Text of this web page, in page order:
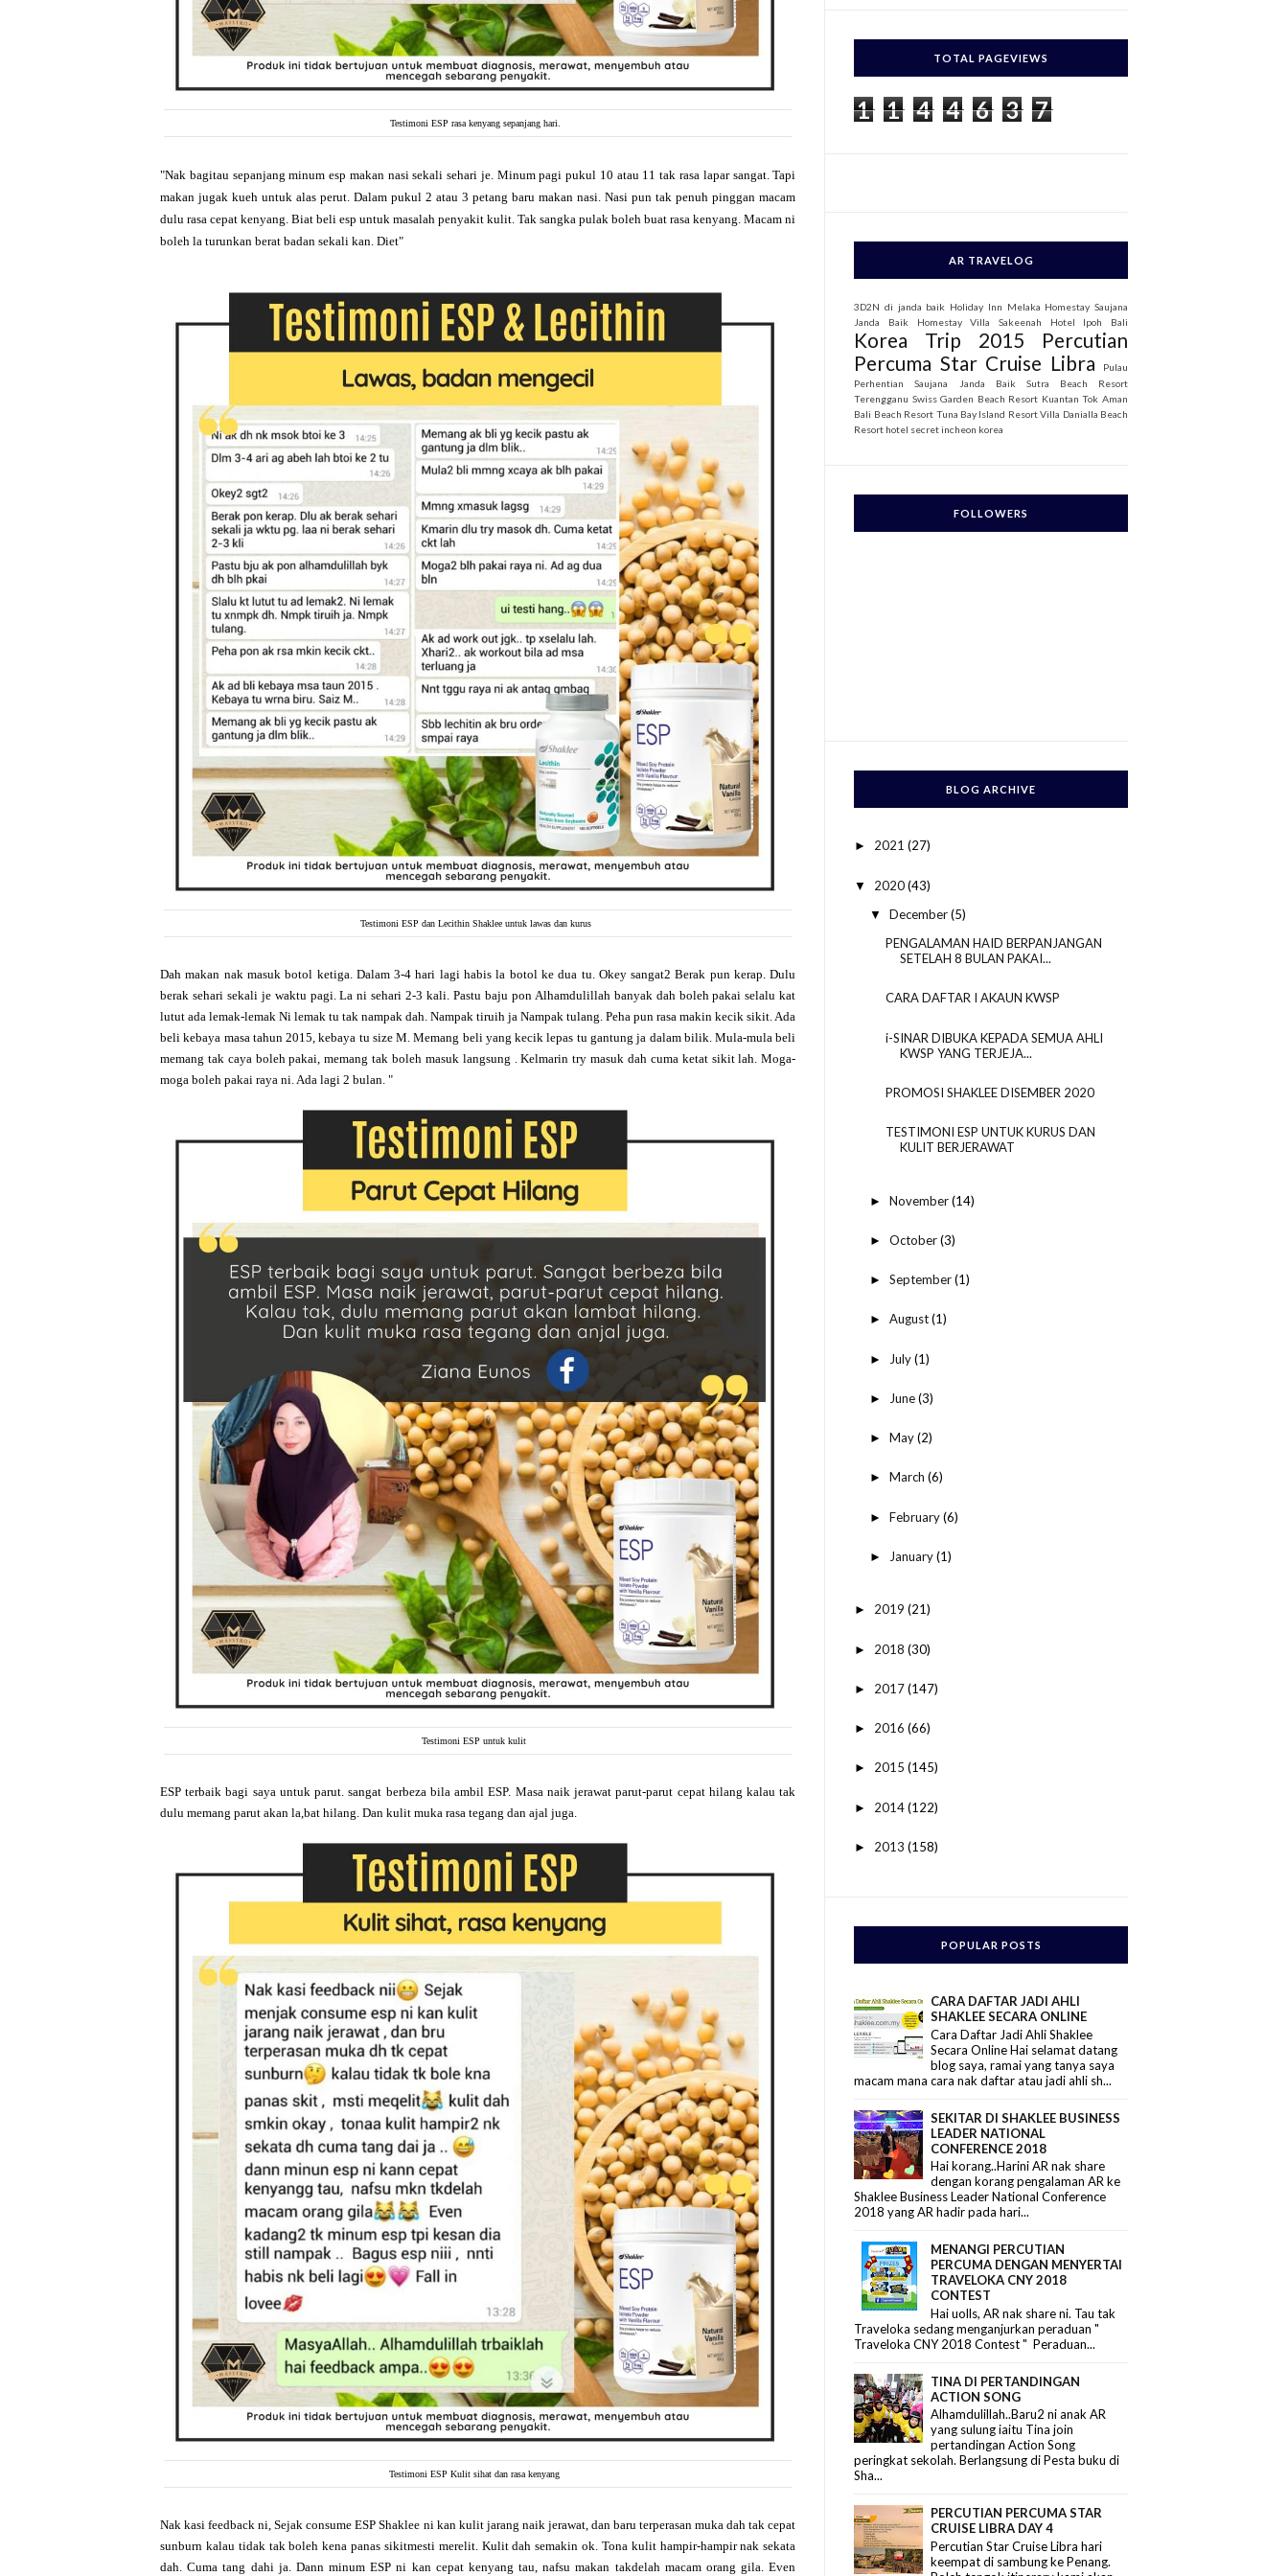
Testimoni ESP rasa kenyang sepanjang hari.
"Nak bagitau sepanjang minum esp makan nasi sekali sehari je. Minum pagi pukul 10 atau 11 tak rasa lapar sangat. Tapi
makan jugak kueh untuk alas perut. Dalam pukul 2 atau 3 petang baru makan nasi. Nasi pun tak penuh pinggan macam
dulu rasa cepat kenyang. Biat beli esp untuk masalah penyakit kulit. Tak sangka pulak boleh buat rasa kenyang. Macam ni
boleh la turunkan berat badan sekali kan. Diet"
Testimoni ESP dan Lecithin Shaklee untuk lawas dan kurus
Dah makan nak masuk botol ketiga. Dalam 3-4 hari lagi habis la botol ke dua tu. Okey sangat2 Berak pun kerap. Dulu
berak sehari sekali je waktu pagi. La ni sehari 2-3 kali. Pastu baju pon Alhamdulillah banyak dah boleh pakai selalu kat
lutut ada lemak-lemak Ni lemak tu tak nampak dah. Nampak tiruih ja Nampak tulang. Peha pun rasa makin kecik sikit. Ada
beli kebaya masa tahun 2015, kebaya tu size M. Memang beli yang kecik lepas tu gantung ja dalam bilik. Mula-mula beli
memang tak caya boleh pakai, memang tak boleh masuk langsung . Kelmarin try masuk dah cuma ketat sikit lah. Moga-
moga boleh pakai raya ni. Ada lagi 2 bulan. "
Testimoni ESP untuk kulit
ESP terbaik bagi saya untuk parut. sangat berbeza bila ambil ESP. Masa naik jerawat parut-parut cepat hilang kalau tak
dulu memang parut akan la,bat hilang. Dan kulit muka rasa tegang dan ajal juga.
Testimoni ESP Kulit sihat dan rasa kenyang
Nak kasi feedback ni, Sejak consume ESP Shaklee ni kan kulit jarang naik jerawat, dan baru terperasan muka dah tak cepat
sunburn kalau tidak tak boleh kena panas sikitmesti merelit. Kulit dah semakin ok. Tona kulit hampir-hampir nak sekata
dah. Cuma tang dahi ja. Dann minum ESP ni kan cepat kenyang tau, nafsu makan takdelah macam orang gila. Even
r
TOTAL PAGEVIEWS
1 1 4 4 6 3 7
AR TRAVELOG
3D2N di janda baik Holiday Inn Melaka Homestay Saujana
Janda Baik
Homestay Villa Sakeenah Hotel Ipoh Bali
Korea Trip 2015
Percutian
Percuma Star Cruise Libra
Pulau
Perhentian
Saujana Janda Baik
Sutra Beach Resort
Terengganu Swiss Garden Beach Resort Kuantan Tok Aman
Bali Beach Resort Tuna Bay Island Resort Villa Danialla Beach
Resort hotel secret incheon korea
FOLLOWERS
BLOG ARCHIVE
► 2021(27)
▼ 2020(43)
▼ December(5)
PENGALAMAN HAID BERPANJANGAN
SETELAH 8 BULAN PAKAI...
CARA DAFTAR I AKAUN KWSP
i-SINAR DIBUKA KEPADA SEMUA AHLI
KWSP YANG TERJEJA...
PROMOSI SHAKLEE DISEMBER 2020
TESTIMONI ESP UNTUK KURUS DAN
KULIT BERJERAWAT
► November(14)
► October(3)
► September(1)
► August(1)
► July(1)
► June(3)
► May(2)
► March (6)
► February(6)
► January(1)
► 2019(21)
► 2018(30)
► 2017(147)
► 2016(66)
► 2015(145)
► 2014(122)
► 2013(158)
POPULAR POSTS
CARA DAFTAR JADI AHLI
SHAKLEE SECARA ONLINE
Cara Daftar Jadi Ahli Shaklee
Secara Online Hai selamat datang
blog saya, ramai yang tanya saya
macam mana cara nak daftar atau jadi ahli sh...
SEKITAR DI SHAKLEE BUSINESS
LEADER NATIONAL
CONFERENCE 2018
Hai korang..Harini AR nak share
dengan korang pengalaman AR ke
Shaklee Business Leader National Conference
2018 yang AR hadir pada hari...
MENANGI PERCUTIAN
PERCUMA DENGAN MENYERTAI
TRAVELOKA CNY 2018
CONTEST
Hai uolls, AR nak share ni. Tau tak
Traveloka sedang menganjurkan peraduan "
Traveloka CNY 2018 Contest " Peraduan...
TINA DI PERTANDINGAN
ACTION SONG
Alhamdulillah..Baru2 ni anak AR
yang sulung iaitu Tina join
pertandingan Action Song
peringkat sekolah. Berlangsung di Pesta buku di
Sha...
PERCUTIAN PERCUMA STAR
CRUISE LIBRA DAY 4
Percutian Star Cruise Libra hari
keempat di sambung ke Penang.